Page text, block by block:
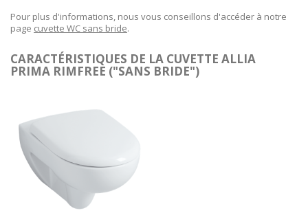
Pour plus d'informations, nous vous conseillons d'accéder à notre
page cuvette WC sans bride.
CARACTÉRISTIQUES DE LA CUVETTE ALLIA
PRIMA RIMFREE ("SANS BRIDE")